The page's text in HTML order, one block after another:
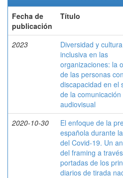
Fecha de
publicación
Título
2023
Diversidad y cultura
inclusiva en las
organizaciones: la
de las personas con
discapacidad en el
de la comunicación
audiovisual
2020-10-30
El enfoque de la
española durante
del Covid-19. Un
del framing a
portadas de los
diarios de tirada